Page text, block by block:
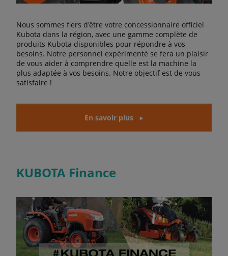
Nous sommes fiers d'être votre concessionnaire officiel
Kubota dans la région, avec une gamme complète de
produits Kubota disponibles pour répondre à vos
besoins. Notre personnel expérimenté se fera un plaisir
de vous aider à comprendre quelle est la machine la
plus adaptée à vos besoins. Notre objectif est de vous
satisfaire !
En savoir plus
KUBOTA Finance